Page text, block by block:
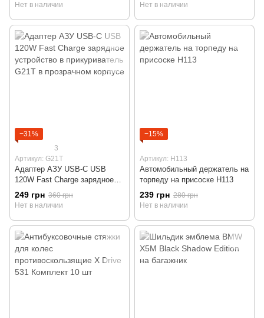
Нет в наличии
Нет в наличии
−31%
3
Артикул: G21T
Адаптер АЗУ USB-С USB
120W Fast Charge зарядное
устройство в прикуриватель
G21T в прозрачном корпусе
249 грн 360 грн
Нет в наличии
−15%
Артикул: H113
Автомобильный держатель на
торпеду на присоске H113
239 грн 280 грн
Нет в наличии